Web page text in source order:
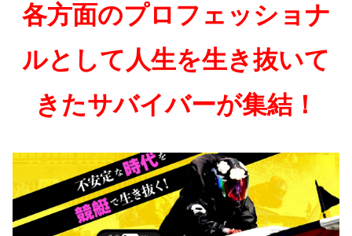
各方面のプロフェッショナ
ルとして人生を生き抜いて
きたサバイバーが集結！